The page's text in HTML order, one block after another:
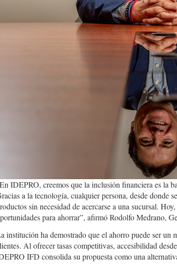
IDEPRO, creemos que la inclusión financiera es la
a la tecnología, cualquier persona, desde donde
sin necesidad de acercarse a una sucursal.
para ahorrar”, afirmó Rodolfo Medrano,
institución ha demostrado que el ahorro puede ser un
Al ofrecer tasas competitivas, accesibilidad
IFD consolida su propuesta como una